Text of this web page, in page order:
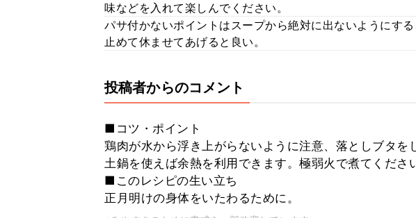
味などを入れて楽しんでください。
パサ付かないポイントはスープから絶対に出ないようにす
止めて休ませてあげると良い。
投稿者からのコメント
■コツ・ポイント
鶏肉が水から浮き上がらないように注意、落としブタを
土鍋を使えば余熱を利用できます。極弱火で煮てくださ
■このレシピの生い立ち
正月明けの身体をいたわるために。